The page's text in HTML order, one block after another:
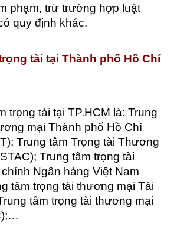
phạm, trừ trường hợp luật
quy định khác.
tài tại Thành phố Hồ Chí
trọng tài tại TP.HCM là: Trung
mại Thành phố Hồ Chí
Trung tâm Trọng tài Thương
Trung tâm trọng tài
Ngân hàng Việt Nam
tâm trọng tài thương mại Tài
tâm trọng tài thương mại